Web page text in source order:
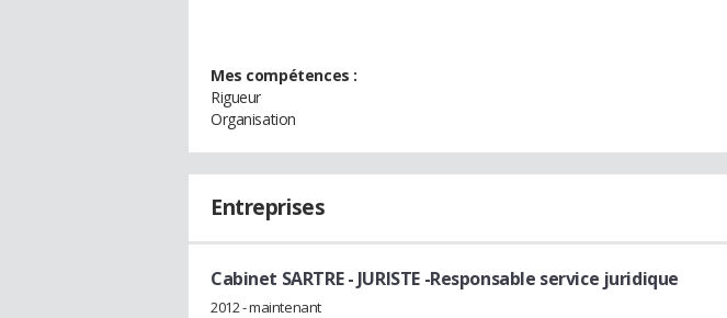
Mes compétences :
Rigueur
Organisation
Entreprises
Cabinet SARTRE- JURISTE -Responsable service juridique
2012 - maintenant